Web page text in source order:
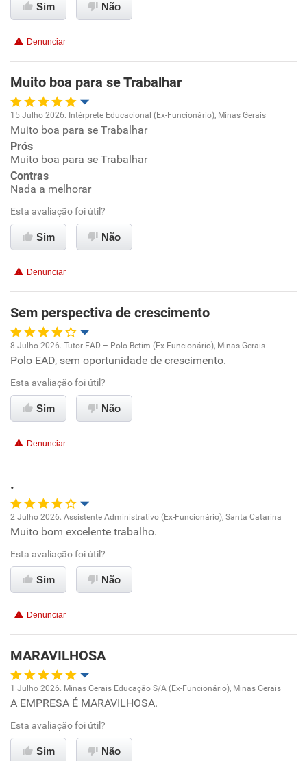
Não recomenda a diretoria
Sim Não
Denunciar
Muito boa para se Trabalhar
Oportunidade de promoção
Ambiente de trabalho
Benefícios
Recomenda esta empresa
Recomenda a diretoria
15 Julho 2026. Intérprete Educacional (Ex-Funcionário), Minas Gerais
Muito boa para se Trabalhar
Prós
Muito boa para se Trabalhar
Contras
Nada a melhorar
Esta avaliação foi útil?
Sim Não
Denunciar
Sem perspectiva de crescimento
Oportunidade de promoção
Ambiente de trabalho
Benefícios
Não recomenda esta empresa
Não recomenda a diretoria
8 Julho 2026. Tutor EAD – Polo Betim (Ex-Funcionário), Minas Gerais
Polo EAD, sem oportunidade de crescimento.
Esta avaliação foi útil?
Sim Não
Denunciar
.
Oportunidade de promoção
Ambiente de trabalho
Benefícios
Recomenda esta empresa
Recomenda a diretoria
2 Julho 2026. Assistente Administrativo (Ex-Funcionário), Santa Catarina
Muito bom excelente trabalho.
Esta avaliação foi útil?
Sim Não
Denunciar
MARAVILHOSA
Oportunidade de promoção
Ambiente de trabalho
1 Julho 2026. Minas Gerais Educação S/A (Ex-Funcionário), Minas Gerais
A EMPRESA É MARAVILHOSA.
Esta avaliação foi útil?
Sim Não